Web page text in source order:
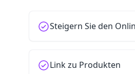
Steigern Sie den
Link zu Produkten